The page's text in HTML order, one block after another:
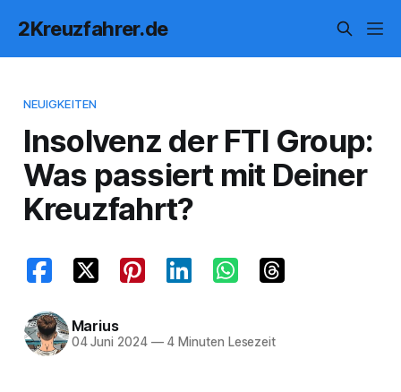
2Kreuzfahrer.de
NEUIGKEITEN
Insolvenz der FTI Group:
Was passiert mit Deiner
Kreuzfahrt?
Marius
04 Juni 2024 —4 Minuten Lesezeit